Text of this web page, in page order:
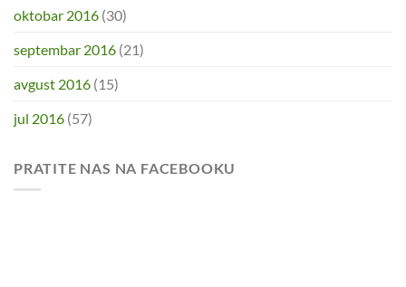
oktobar 2016 (30)
septembar 2016 (21)
avgust 2016 (15)
jul 2016 (57)
PRATITE NAS NA FACEBOOKU